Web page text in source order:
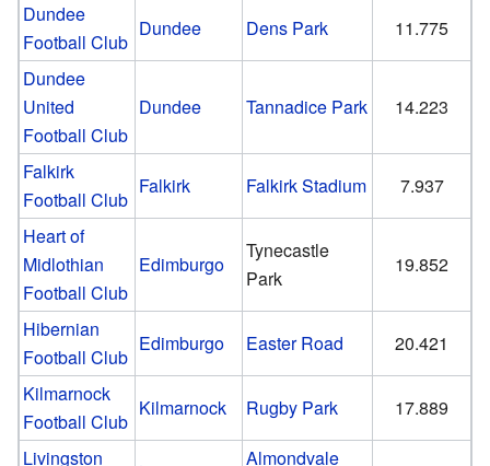
Dundee
Football Club
Dundee Dens Park
11.775
Dundee
United
Football Club
Dundee Tannadice Park 14.223
Falkirk
Football Club
Falkirk Falkirk Stadium
7.937
Heart of
Midlothian
Football Club
Edimburgo
Tynecastle
Park
19.852
Hibernian
Football Club
Edimburgo Easter Road
20.421
Kilmarnock
Football Club
Kilmarnock Rugby Park
17.889
Livingston
Almondvale